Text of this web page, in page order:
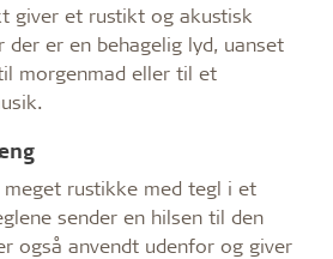
giver et rustikt og akustisk
der er en behagelig lyd, uanset
morgenmad eller til et
meget rustikke med tegl i et
sender en hilsen til den
også anvendt udenfor og giver